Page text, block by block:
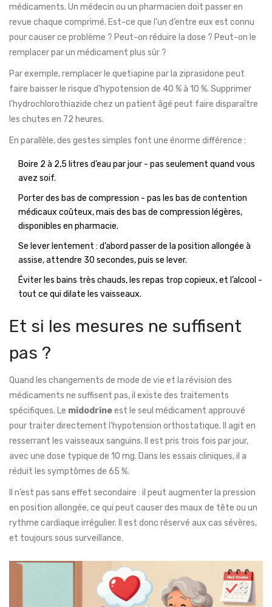
médicaments. Un médecin ou un pharmacien doit passer en
revue chaque comprimé. Est-ce que l’un d’entre eux est connu
pour causer ce problème ? Peut-on réduire la dose ? Peut-on le
remplacer par un médicament plus sûr ?
Par exemple, remplacer le quetiapine par la ziprasidone peut
faire baisser le risque d’hypotension de 40 % à 10 %. Supprimer
l’hydrochlorothiazide chez un patient âgé peut faire disparaître
les chutes en 72 heures.
En parallèle, des gestes simples font une énorme différence :
Boire 2 à 2,5 litres d’eau par jour - pas seulement quand vous
avez soif.
Porter des bas de compression - pas les bas de contention
médicaux coûteux, mais des bas de compression légères,
disponibles en pharmacie.
Se lever lentement : d’abord passer de la position allongée à
assise, attendre 30 secondes, puis se lever.
Éviter les bains très chauds, les repas trop copieux, et l’alcool -
tout ce qui dilate les vaisseaux.
Et si les mesures ne suffisent
pas ?
Quand les changements de mode de vie et la révision des
médicaments ne suffisent pas, il existe des traitements
spécifiques. Le midodrineest le seul médicament approuvé
pour traiter directement l’hypotension orthostatique. Il agit en
resserrant les vaisseaux sanguins. Il est pris trois fois par jour,
avec une dose typique de 10 mg. Dans les essais cliniques, il a
réduit les symptômes de 65 %.
Il n’est pas sans effet secondaire : il peut augmenter la pression
en position allongée, ce qui peut causer des maux de tête ou un
rythme cardiaque irrégulier. Il est donc réservé aux cas sévères,
et toujours sous surveillance.